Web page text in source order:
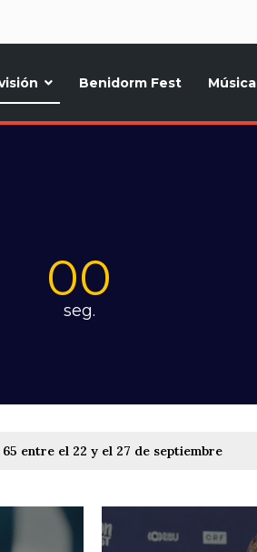
Benidorm Fest Música
00
seg.
entre el 22 y el 27 de septiembre